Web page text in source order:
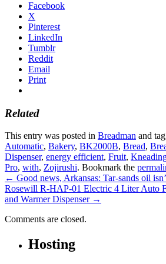
Facebook
X
Pinterest
LinkedIn
Tumblr
Reddit
Email
Print
Related
This entry was posted in Breadman and
Automatic, Bakery, BK2000B, Bread,
Dispenser, energy efficient, Fruit,
Pro, with, Zojirushi. Bookmark the
← Good news, Arkansas: Tar-sands oil
Rosewill R-HAP-01 Electric 4 Liter Auto
and Warmer Dispenser →
Comments are closed.
Hosting